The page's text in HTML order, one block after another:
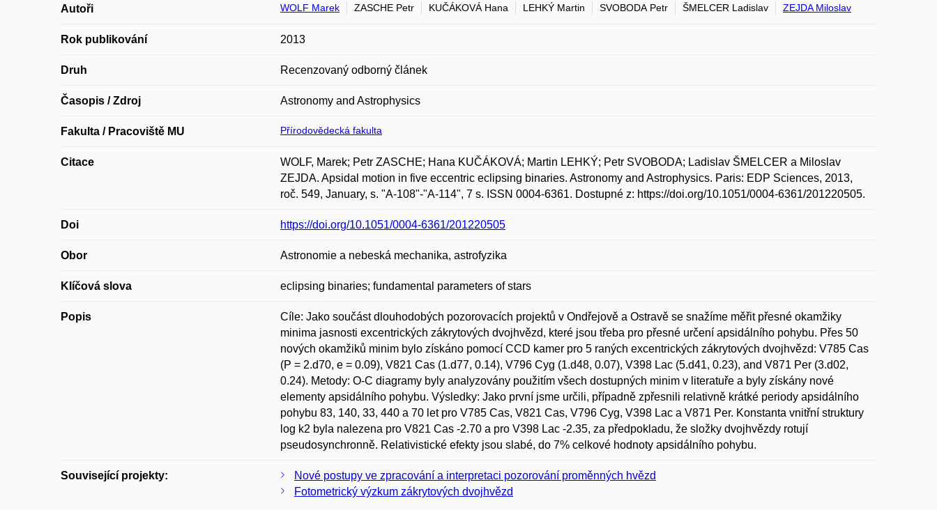
Autoři WOLF Marek ZASCHE Petr KUČÁKOVÁ Hana LEHKÝ Martin SVOBODA Petr ŠMELCER Ladislav ZEJDA Miloslav
Rok publikování 2013
Druh Recenzovaný odborný článek
Časopis / Zdroj Astronomy and Astrophysics
Fakulta / Pracoviště MU Přírodovědecká fakulta
Citace
WOLF, Marek; Petr ZASCHE; Hana KUČÁKOVÁ; Martin LEHKÝ; Petr SVOBODA; Ladislav ŠMELCER a Miloslav
ZEJDA. Apsidal motion in five eccentric eclipsing binaries. Astronomy and Astrophysics. Paris: EDP Sciences, 2013,
roč. 549, January, s. "A-108"-"A-114", 7 s. ISSN 0004-6361. Dostupné z: https://doi.org/10.1051/0004-6361/201220505.
Doi https://doi.org/10.1051/0004-6361/201220505
Obor Astronomie a nebeská mechanika, astrofyzika
Klíčová slova eclipsing binaries; fundamental parameters of stars
Popis
Cíle: Jako součást dlouhodobých pozorovacích projektů v Ondřejově a Ostravě se snažíme měřit přesné okamžiky
minima jasnosti excentrických zákrytových dvojhvězd, které jsou třeba pro přesné určení apsidálního pohybu. Přes 50
nových okamžiků minim bylo získáno pomocí CCD kamer pro 5 raných excentrických zákrytových dvojhvězd: V785 Cas
(P = 2.d70, e = 0.09), V821 Cas (1.d77, 0.14), V796 Cyg (1.d48, 0.07), V398 Lac (5.d41, 0.23), and V871 Per (3.d02,
0.24). Metody: O-C diagramy byly analyzovány použitím všech dostupných minim v literatuře a byly získány nové
elementy apsidálního pohybu. Výsledky: Jako první jsme určili, případně zpřesnili relativně krátké periody apsidálního
pohybu 83, 140, 33, 440 a 70 let pro V785 Cas, V821 Cas, V796 Cyg, V398 Lac a V871 Per. Konstanta vnitřní struktury
log k2 byla nalezena pro V821 Cas -2.70 a pro V398 Lac -2.35, za předpokladu, že složky dvojhvězdy rotují
pseudosynchronně. Relativistické efekty jsou slabé, do 7% celkové hodnoty apsidálního pohybu.
Související projekty:
Nové postupy ve zpracování a interpretaci pozorování proměnných hvězd
Fotometrický výzkum zákrytových dvojhvězd